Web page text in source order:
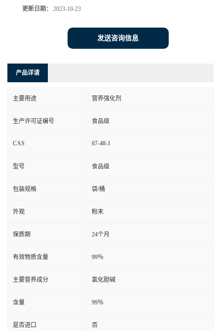
更新日期： 2023-10-23
发送咨询信息
产品详请
主要用途 营养强化剂
生产许可证编号 食品级
CAS 67-48-1
型号 食品级
包装规格 袋/桶
外观 粉末
保质期 24个月
有效物质含量 99％
主要营养成分 氯化胆碱
含量 99％
是否进口 否